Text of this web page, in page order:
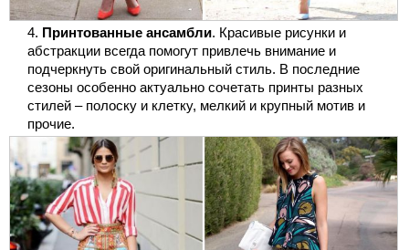
Принтованные ансамбли. Красивые рисунки и
абстракции всегда помогут привлечь внимание и
подчеркнуть свой оригинальный стиль. В последние
сезоны особенно актуально сочетать принты разных
стилей – полоску и клетку, мелкий и крупный мотив и
прочие.